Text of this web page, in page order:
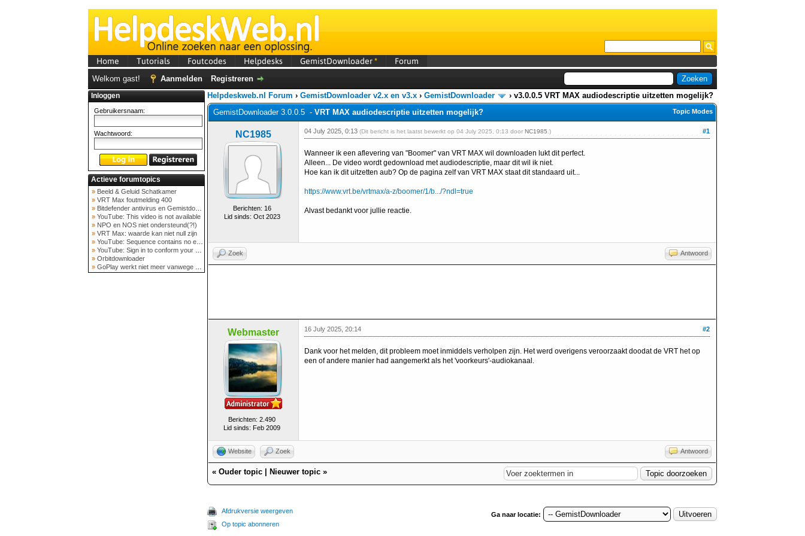
Home Tutorials Foutcodes Helpdesks GemistDownloader* Forum
Welkom gast! Aanmelden Registreren
Inloggen
Gebruikersnaam:
Wachtwoord:
Actieve forumtopics
» Beeld & Geluid Schatkamer
» VRT Max foutmelding 400
» Bitdefender antivirus en Gemistdowloader
» YouTube: This video is not available
» NPO en NOS niet ondersteund(?!)
» VRT Max: waarde kan niet null zijn
» YouTube: Sequence contains no elements
» YouTube: Sign in to conform your not a bot
» Orbitdownloader
» GoPlay werkt niet meer vanwege nieuwe webadres
Helpdeskweb.nl Forum › GemistDownloader v2.x en v3.x › GemistDownloader › v3.0.0.5 VRT MAX audiodescriptie uitzetten mogelijk?
Topic Modes
GemistDownloader 3.0.0.5 - VRT MAX audiodescriptie uitzetten mogelijk?
NC1985
Berichten: 16
Lid sinds: Oct 2023
#1
04 July 2025, 0:13 (Dit bericht is het laatst bewerkt op 04 July 2025, 0:13 door NC1985 .)
Wanneer ik een aflevering van "Boomer" van VRT MAX wil downloaden lukt dit perfect.
Alleen... De video wordt gedownload met audiodescriptie, maar dit wil ik niet.
Hoe kan ik dit uitzetten aub? Op de pagina zelf van VRT MAX staat dit standaard uit...
https://www.vrt.be/vrtmax/a-z/boomer/1/b.../?ndl=true
Alvast bedankt voor jullie reactie.
Zoek Antwoord
Webmaster
Berichten: 2.490
Lid sinds: Feb 2009
#2
16 July 2025, 20:14
Dank voor het melden, dit probleem moet inmiddels verholpen zijn. Het werd overigens veroorzaakt doodat de VRT het op
een of andere manier had aangemerkt als het 'voorkeurs'-audiokanaal.
Website Zoek Antwoord
« Ouder topic Nieuwer topic »
Afdrukversie weergeven
Op topic abonneren
Ga naar locatie: